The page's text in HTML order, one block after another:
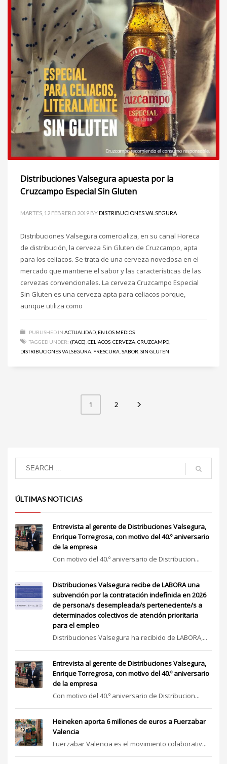
Distribuciones Valsegura apuesta por la
Cruzcampo Especial Sin Gluten
MARTES, 12 FEBRERO 2019 BYDISTRIBUCIONES VALSEGURA
Distribuciones Valsegura comercializa, en su canal Horeca
de distribución, la cerveza Sin Gluten de Cruzcampo, apta
para los celiacos. Se trata de una cerveza novedosa en el
mercado que mantiene el sabor y las características de las
cervezas convencionales. La cerveza Cruzcampo Especial
Sin Gluten es una cerveza apta para celiacos porque,
aunque utiliza como
PUBLISHED IN ACTUALIDAD EN LOS MEDIOS
TAGGED UNDER: (FACE) CELIACOS CERVEZA CRUZCAMPO
DISTRIBUCIONES VALSEGURA FRESCURA SABOR SIN GLUTEN
1 2
ÚLTIMAS NOTICIAS
Entrevista al gerente de Distribuciones Valsegura,
Enrique Torregrosa, con motivo del 40.º aniversario
de la empresa
Con motivo del 40.º aniversario de Distribucion...
Distribuciones Valsegura recibe de LABORA una
subvención por la contratación indefinida en 2026
de persona/s desempleada/s perteneciente/s a
determinados colectivos de atención prioritaria
para el empleo
Distribuciones Valsegura ha recibido de LABORA,...
Entrevista al gerente de Distribuciones Valsegura,
Enrique Torregrosa, con motivo del 40.º aniversario
de la empresa
Con motivo del 40.º aniversario de Distribucion...
Heineken aporta 6 millones de euros a Fuerzabar
Valencia
Fuerzabar Valencia es el movimiento colaborativ...